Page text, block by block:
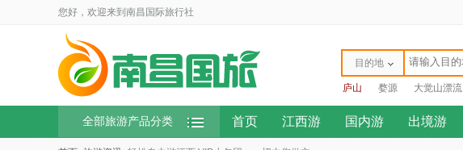
您好，欢迎来到南昌国际旅行社
目的地
庐山 婺源 大觉山漂流
全部旅游产品分类 首页 江西游 国内游 出境游